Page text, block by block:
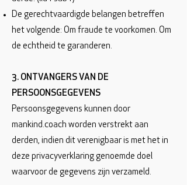
De gerechtvaardigde belangen betreffen
het volgende: Om fraude te voorkomen. Om
de echtheid te garanderen.
3. ONTVANGERS VAN DE
PERSOONSGEGEVENS
Persoonsgegevens kunnen door
mankind.coach worden verstrekt aan
derden, indien dit verenigbaar is met het in
deze privacyverklaring genoemde doel
waarvoor de gegevens zijn verzameld.